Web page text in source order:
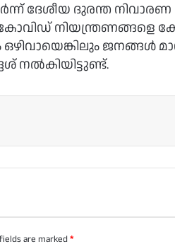
ദേശീയ ദുരന്ത നിവാരണ
കോവിഡ് നിയന്ത്രണങ്ങളെ
ഒഴിവായെങ്കിലും ജനങ്ങള്‍
നല്‍കിയിട്ടുണ്ട്.
are marked*